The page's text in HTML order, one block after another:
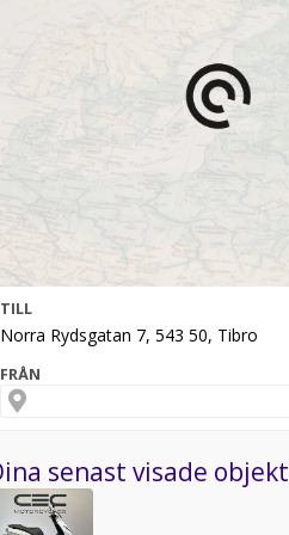
TILL
Norra Rydsgatan 7, 543 50, Tibro
FRÅN
senast visade objekt